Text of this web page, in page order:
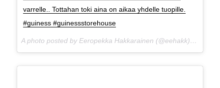
varrelle.. Tottahan toki aina on aikaa yhdelle tuopille.
#guiness #guinessstorehouse
A photo posted by Eeropekka Hakkarainen (@eehakk) on